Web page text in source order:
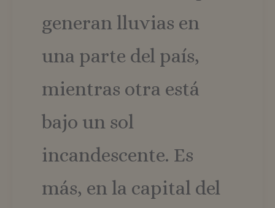
generan lluvias en
una parte del país,
mientras otra está
bajo un sol
incandescente. Es
más, en la capital del